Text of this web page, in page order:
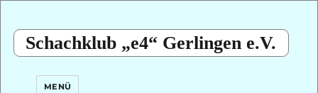
Schachklub „e4“ Gerlingen e.V.
MENÜ